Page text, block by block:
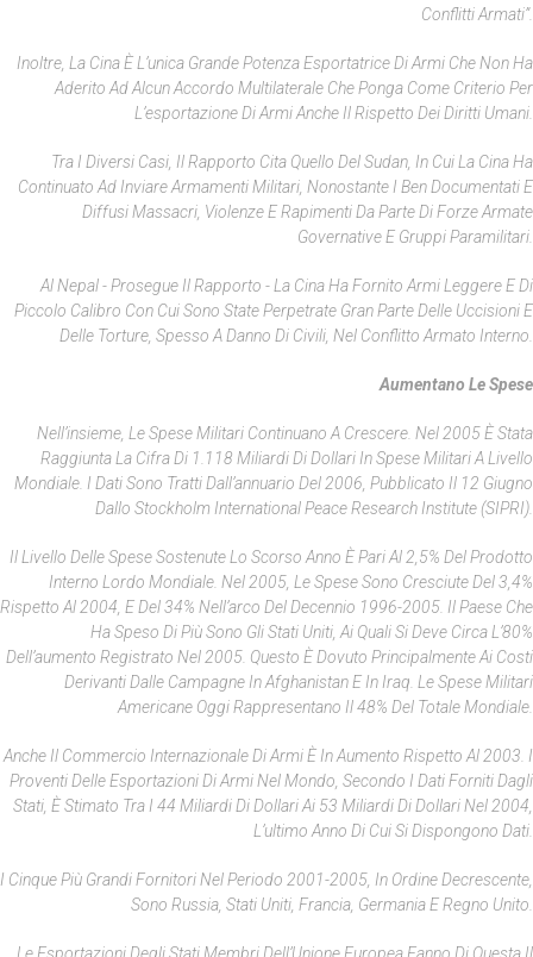
Conflitti Armati”.
Inoltre, La Cina È L’unica Grande Potenza Esportatrice Di Armi Che Non Ha
Aderito Ad Alcun Accordo Multilaterale Che Ponga Come Criterio Per
L’esportazione Di Armi Anche Il Rispetto Dei Diritti Umani.
Tra I Diversi Casi, Il Rapporto Cita Quello Del Sudan, In Cui La Cina Ha
Continuato Ad Inviare Armamenti Militari, Nonostante I Ben Documentati E
Diffusi Massacri, Violenze E Rapimenti Da Parte Di Forze Armate
Governative E Gruppi Paramilitari.
Al Nepal - Prosegue Il Rapporto - La Cina Ha Fornito Armi Leggere E Di
Piccolo Calibro Con Cui Sono State Perpetrate Gran Parte Delle Uccisioni E
Delle Torture, Spesso A Danno Di Civili, Nel Conflitto Armato Interno.
Aumentano Le Spese
Nell’insieme, Le Spese Militari Continuano A Crescere. Nel 2005 È Stata
Raggiunta La Cifra Di 1.118 Miliardi Di Dollari In Spese Militari A Livello
Mondiale. I Dati Sono Tratti Dall’annuario Del 2006, Pubblicato Il 12 Giugno
Dallo Stockholm International Peace Research Institute (SIPRI).
Il Livello Delle Spese Sostenute Lo Scorso Anno È Pari Al 2,5% Del Prodotto
Interno Lordo Mondiale. Nel 2005, Le Spese Sono Cresciute Del 3,4%
Rispetto Al 2004, E Del 34% Nell’arco Del Decennio 1996-2005. Il Paese Che
Ha Speso Di Più Sono Gli Stati Uniti, Ai Quali Si Deve Circa L’80%
Dell’aumento Registrato Nel 2005. Questo È Dovuto Principalmente Ai Costi
Derivanti Dalle Campagne In Afghanistan E In Iraq. Le Spese Militari
Americane Oggi Rappresentano Il 48% Del Totale Mondiale.
Anche Il Commercio Internazionale Di Armi È In Aumento Rispetto Al 2003. I
Proventi Delle Esportazioni Di Armi Nel Mondo, Secondo I Dati Forniti Dagli
Stati, È Stimato Tra I 44 Miliardi Di Dollari Ai 53 Miliardi Di Dollari Nel 2004,
L’ultimo Anno Di Cui Si Dispongono Dati.
I Cinque Più Grandi Fornitori Nel Periodo 2001-2005, In Ordine Decrescente,
Sono Russia, Stati Uniti, Francia, Germania E Regno Unito.